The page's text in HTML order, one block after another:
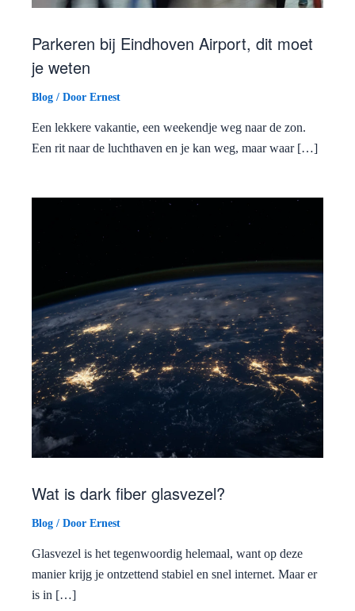
Parkeren bij Eindhoven Airport, dit moet
je weten
Blog / Door Ernest
Een lekkere vakantie, een weekendje weg naar de zon.
Een rit naar de luchthaven en je kan weg, maar waar […]
Wat is dark fiber glasvezel?
Blog / Door Ernest
Glasvezel is het tegenwoordig helemaal, want op deze
manier krijg je ontzettend stabiel en snel internet. Maar er
is in […]